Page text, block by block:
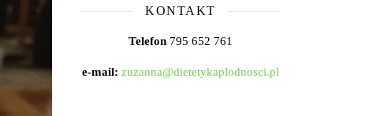
KONTAKT
Telefon 795 652 761
e-mail: zuzanna@dietetykaplodnosci.pl